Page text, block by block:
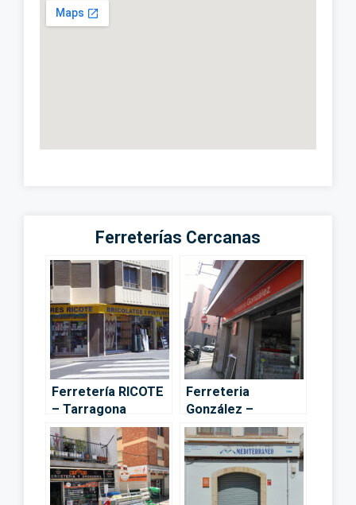
Ferreterías Cercanas
Ferretería RICOTE
– Tarragona
Ferreteria
González –
Tarragona